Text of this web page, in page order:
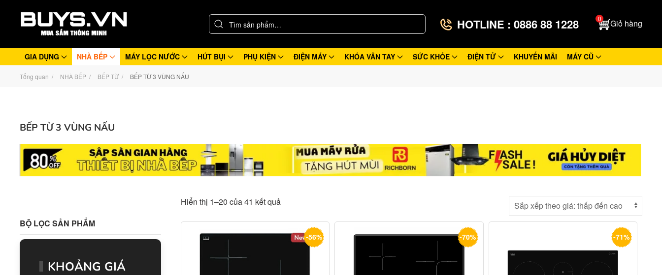
HOTLINE : 0886 88 1228 0 Giỏ hàng
GIA DỤNG NHÀ BẾP MÁY LỌC NƯỚC HÚT BỤI PHỤ KIỆN ĐIỆN MÁY KHÓA VÂN TAY SỨC KHỎE ĐIỆN TỬ KHUYẾN MÃI MÁY CŨ
Tổng quan NHÀ BẾP BẾP TỪ BẾP TỪ 3 VÙNG NẤU
BẾP TỪ 3 VÙNG NẤU
BỘ LỌC SẢN PHẨM
KHOẢNG GIÁ
Hiển thị 1–20 của 41 kết quả
-56% -70% -71%